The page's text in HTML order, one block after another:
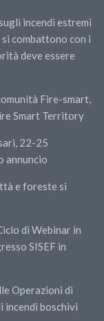
incendi estremi
combattono con i
deve essere
Fire-smart,
Smart Territory
22-25
annuncio
e foreste si
di Webinar in
SISEF in
Operazioni di
incendi boschivi